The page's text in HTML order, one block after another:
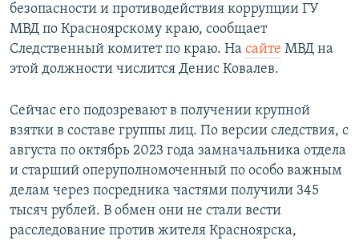
безопасности и противодействия коррупции ГУ
МВД по Красноярскому краю, сообщает
Следственный комитет по краю. На сайте МВД на
этой должности числится Денис Ковалев.
Сейчас его подозревают в получении крупной
взятки в составе группы лиц. По версии следствия, с
августа по октябрь 2023 года замначальника отдела
и старший оперуполномоченный по особо важным
делам через посредника частями получили 345
тысяч рублей. В обмен они не стали вести
расследование против жителя Красноярска,